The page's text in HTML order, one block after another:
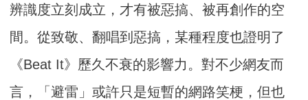
辨識度立刻成立，才有被惡搞、被再創作的空
間。從致敬、翻唱到惡搞，某種程度也證明了
《Beat It》歷久不衰的影響力。對不少網友而
言，「避雷」或許只是短暫的網路笑梗，但也